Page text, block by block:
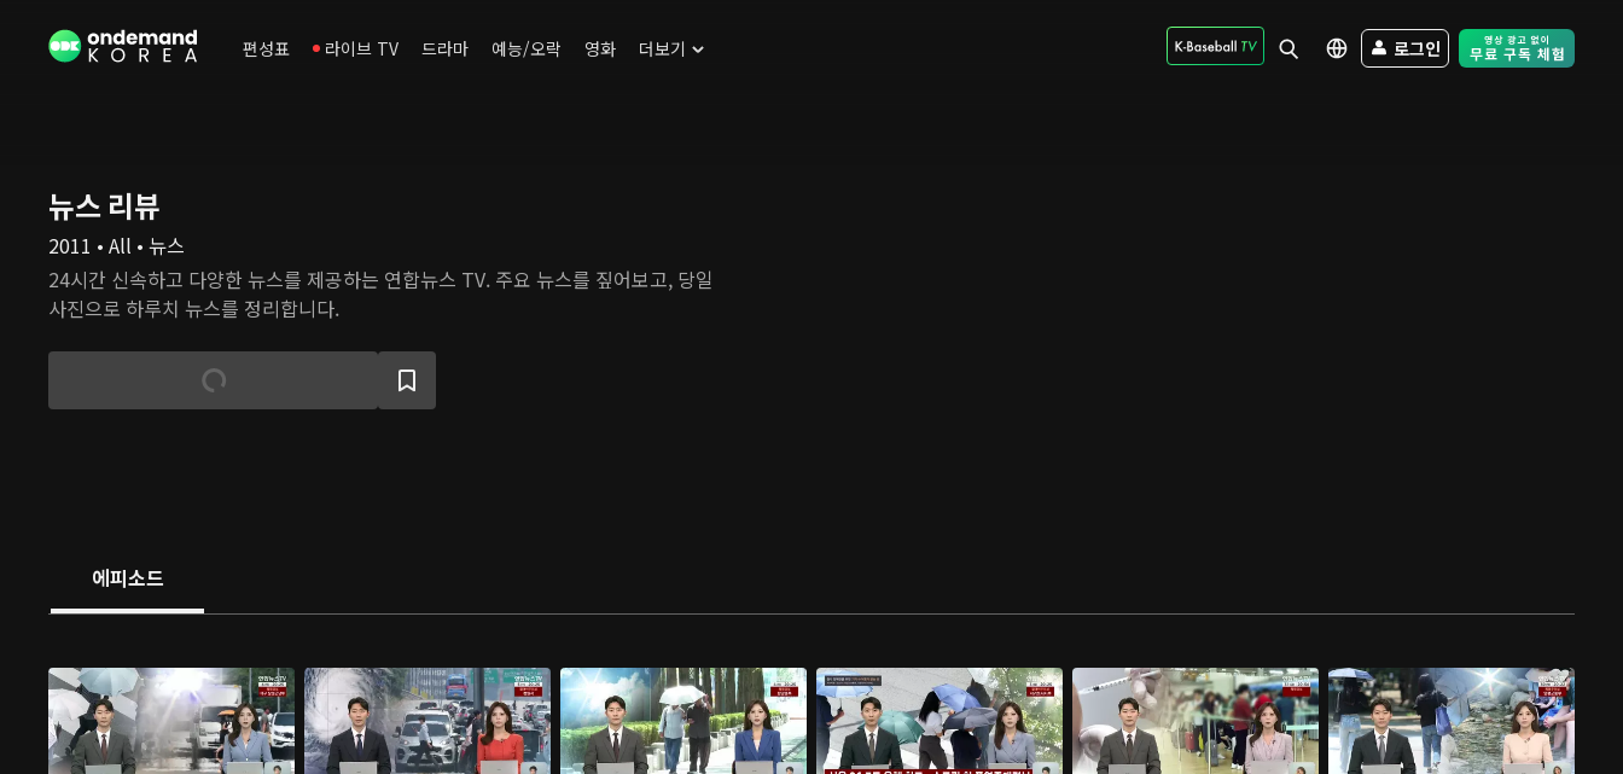
편성표 라이브 TV 드라마 예능/오락 영화 더보기 로그인 Free Trial -
뉴스 리뷰
2011 • All • 뉴스
24시간 신속하고 다양한 뉴스를 제공하는 연합뉴스 TV. 주요 뉴스를 짚어보고, 당일
사진으로 하루치 뉴스를 정리합니다.
에피소드